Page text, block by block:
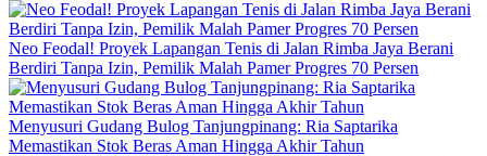
Neo Feodal! Proyek Lapangan Tenis di Jalan Rimba Jaya Berani
Berdiri Tanpa Izin, Pemilik Malah Pamer Progres 70 Persen
Menyusuri Gudang Bulog Tanjungpinang: Ria Saptarika
Memastikan Stok Beras Aman Hingga Akhir Tahun